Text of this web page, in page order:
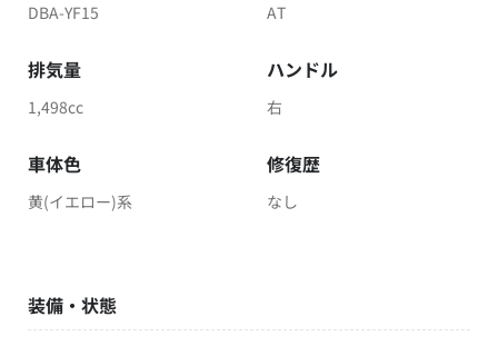
DBA-YF15 AT
排気量
1,498cc
ハンドル
右
車体色
黄(イエロー)系
修復歴
なし
装備・状態